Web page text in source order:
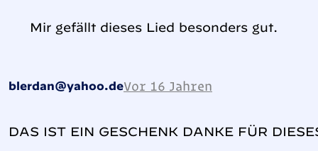
Mir gefällt dieses Lied besonders gut.
blerdan@yahoo.deVor 16 Jahren
DAS IST EIN GESCHENK DANKE FÜR